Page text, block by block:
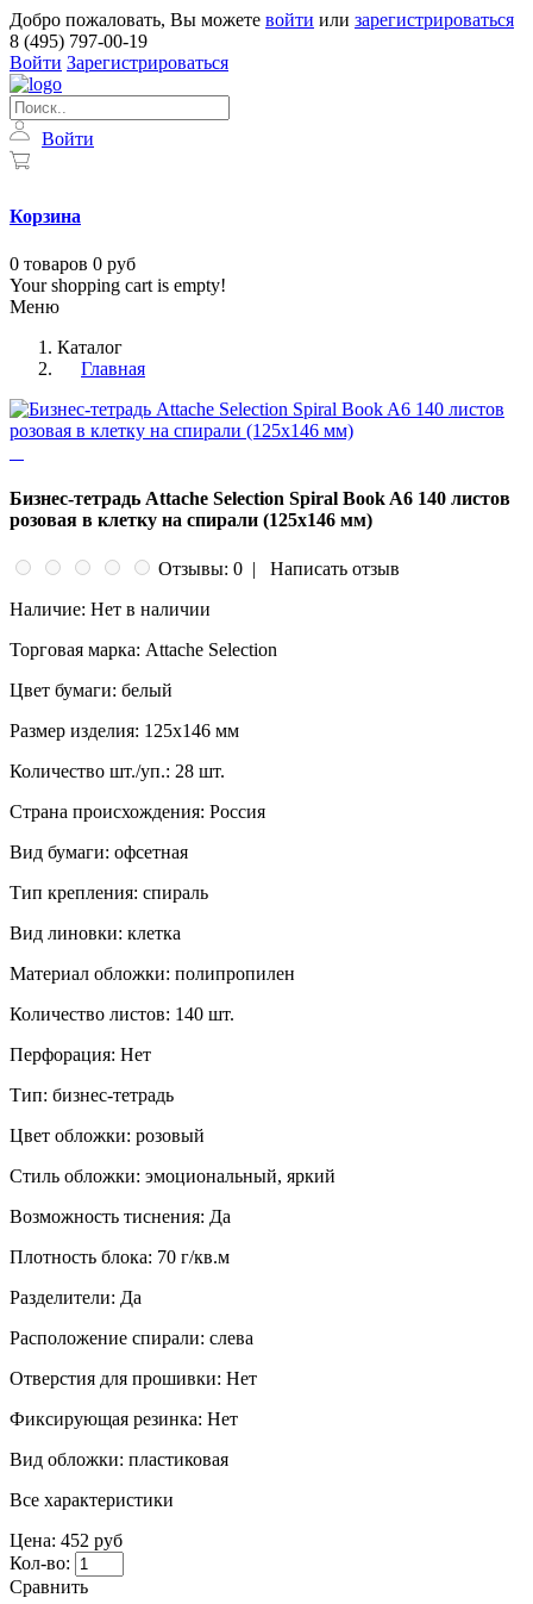
Добро пожаловать, Вы можете войти или зарегистрироваться
8 (495) 797-00-19
Войти Зарегистрироваться
Войти
Корзина
0 товаров 0 руб
Your shopping cart is empty!
Меню
Каталог
Главная
Бизнес-тетрадь Attache Selection Spiral Book A6 140 листов
розовая в клетку на спирали (125x146 мм)
Отзывы: 0 |
Написать отзыв
Наличие: Нет в наличии
Торговая марка: Attache Selection
Цвет бумаги: белый
Размер изделия: 125x146 мм
Количество шт./уп.: 28 шт.
Страна происхождения: Россия
Вид бумаги: офсeтная
Тип крепления: спираль
Вид линовки: клетка
Материал обложки: полипропилен
Количество листов: 140 шт.
Перфорация: Нет
Тип: бизнес-тетрадь
Цвет обложки: розовый
Стиль обложки: эмоциональный, яркий
Возможность тиснения: Да
Плотность блока: 70 г/кв.м
Разделители: Да
Расположение спирали: слева
Отверстия для прошивки: Нет
Фиксирующая резинка: Нет
Вид обложки: пластиковая
Все характеристики
Цена: 452 руб
Кол-во:
Сравнить